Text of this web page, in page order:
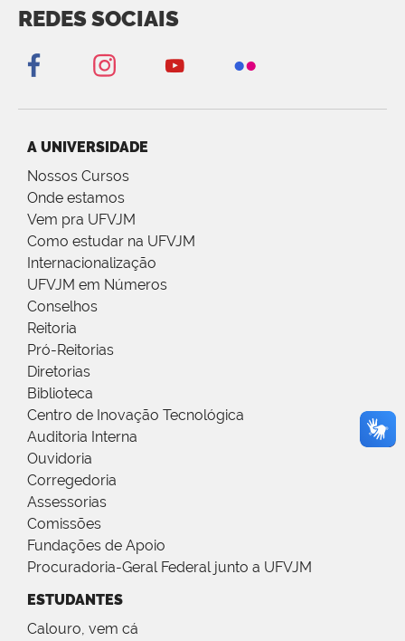
REDES SOCIAIS
A UNIVERSIDADE
Nossos Cursos
Onde estamos
Vem pra UFVJM
Como estudar na UFVJM
Internacionalização
UFVJM em Números
Conselhos
Reitoria
Pró-Reitorias
Diretorias
Biblioteca
Centro de Inovação Tecnológica
Auditoria Interna
Ouvidoria
Corregedoria
Assessorias
Comissões
Fundações de Apoio
Procuradoria-Geral Federal junto a UFVJM
ESTUDANTES
Calouro, vem cá